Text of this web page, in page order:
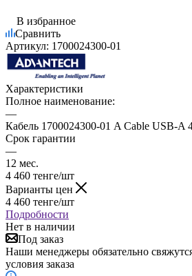
В избранное
Сравнить
Артикул: 1700024300-01
Характеристики
Полное наименование:
—
Кабель 1700024300-01 A Cable USB-A
Срок гарантии
—
12 мес.
4 460 тенге/шт
Варианты цен
4 460 тенге/шт
Подробности
Нет в наличии
Под заказ
Наши менеджеры обязательно
условия заказа